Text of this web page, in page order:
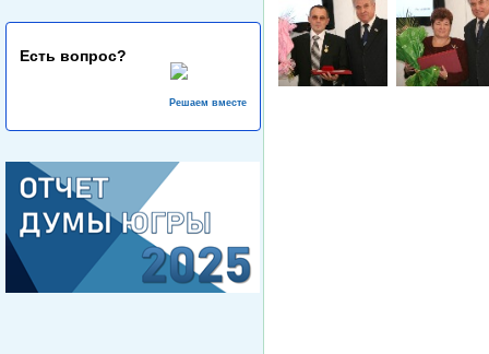
Есть вопрос?
Решаем вместе